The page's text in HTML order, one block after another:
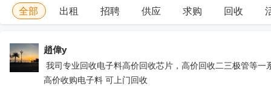
全部 出租 招聘 供应 求购 回收
趙偉y
高价收购电子料 可上门回收